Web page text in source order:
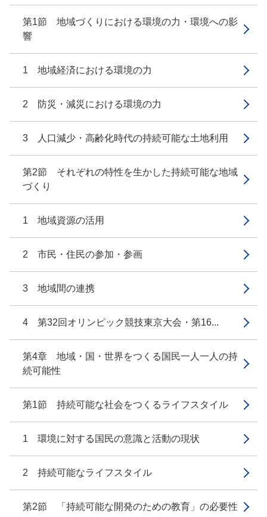
第1節 地域づくりにおける環境の力・環境への影
響
1 地域経済における環境の力
2 防災・減災における環境の力
3 人口減少・高齢化時代の持続可能な土地利用
第2節 それぞれの特性を生かした持続可能な地域
づくり
1 地域資源の活用
2 市民・住民の参加・参画
3 地域間の連携
4 第32回オリンピック競技東京大会・第16...
第4章 地域・国・世界をつくる国民一人一人の持
続可能性
第1節 持続可能な社会をつくるライフスタイル
1 環境に対する国民の意識と活動の現状
2 持続可能なライフスタイル
第2節 「持続可能な開発のための教育」の必要性